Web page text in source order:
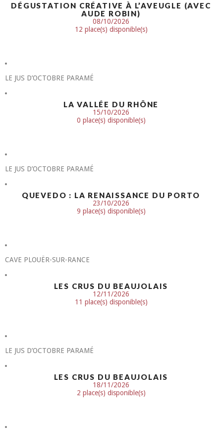
DÉGUSTATION CRÉATIVE À L’AVEUGLE (AVEC
AUDE ROBIN)
08/10/2026
12 place(s) disponible(s)
LE JUS D’OCTOBRE PARAMÉ
LA VALLÉE DU RHÔNE
15/10/2026
0 place(s) disponible(s)
LE JUS D’OCTOBRE PARAMÉ
QUEVEDO : LA RENAISSANCE DU PORTO
23/10/2026
9 place(s) disponible(s)
CAVE PLOUËR-SUR-RANCE
LES CRUS DU BEAUJOLAIS
12/11/2026
11 place(s) disponible(s)
LE JUS D’OCTOBRE PARAMÉ
LES CRUS DU BEAUJOLAIS
18/11/2026
2 place(s) disponible(s)